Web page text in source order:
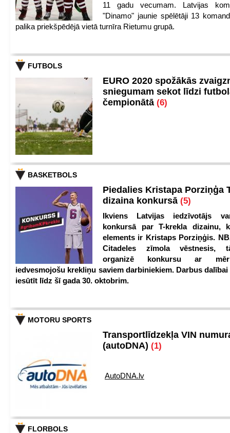
11 gadu vecumam. Latvijas
"Dinamo" jaunie spēlētāji 13
palika priekšpēdējā vietā turnīra Rietumu grupā.
FUTBOLS
EURO 2020 spožākās
sniegumam sekot līdzi
čempionātā (6)
BASKETBOLS
Piedalies Kristapa Porziņģa
dizaina konkursā (5)
Ikviens Latvijas iedzīvotājs
konkursā par T-krekla dizainu,
elements ir Kristaps Porziņģis.
Citadeles zīmola vēstnesis,
organizē konkursu ar
iedvesmojošu krekliņu saviem darbiniekiem. Darbus
iesūtīt līdz šī gada 30. oktobrim.
MOTORU SPORTS
Transportlīdzekļa VIN
(autoDNA) (1)
AutoDNA.lv
FLORBOLS